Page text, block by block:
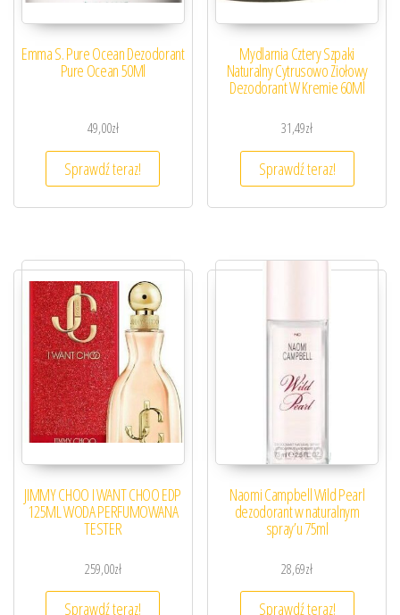
Emma S. Pure Ocean Dezodorant
Pure Ocean 50Ml
49,00zł
Sprawdź teraz!
Mydlarnia Cztery Szpaki
Naturalny Cytrusowo Ziołowy
Dezodorant W Kremie 60Ml
31,49zł
Sprawdź teraz!
JIMMY CHOO I WANT CHOO EDP
125ML WODA PERFUMOWANA
TESTER
259,00zł
Sprawdź teraz!
Naomi Campbell Wild Pearl
dezodorant w naturalnym
spray’u 75ml
28,69zł
Sprawdź teraz!